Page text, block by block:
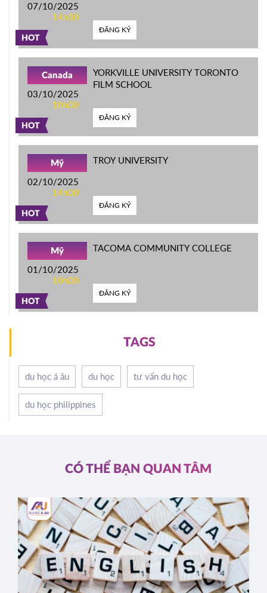
HOT
07/10/2025
14h30
ĐĂNG KÝ
HOT
Canada
03/10/2025
10h00
YORKVILLE UNIVERSITY TORONTO
FILM SCHOOL
ĐĂNG KÝ
HOT
Mỹ
02/10/2025
14h00
TROY UNIVERSITY
ĐĂNG KÝ
HOT
Mỹ
01/10/2025
10h00
TACOMA COMMUNITY COLLEGE
ĐĂNG KÝ
TAGS
du học á âu du học tư vấn du học
du học philippines
CÓ THỂ BẠN QUAN TÂM